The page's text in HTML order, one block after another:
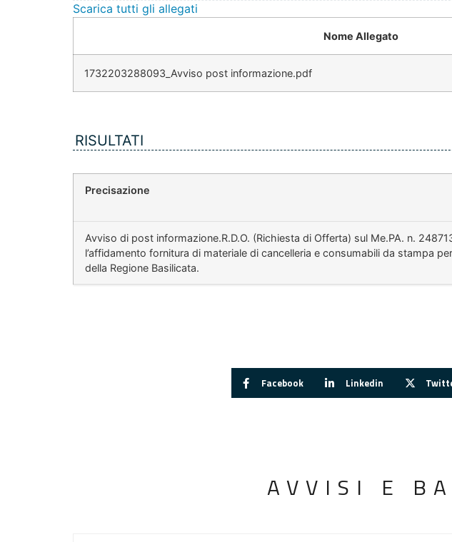
Scarica tutti gli allegati
Nome Allegato
1732203288093_Avviso post informazione.pdf
RISULTATI
Precisazione
Avviso di post informazione.R.D.O. (Richiesta di Offerta) sul Me.PA. n.
l’affidamento fornitura di materiale di cancelleria e consumabili da stampa
della Regione Basilicata.
Facebook Linkedin
AVVISI E